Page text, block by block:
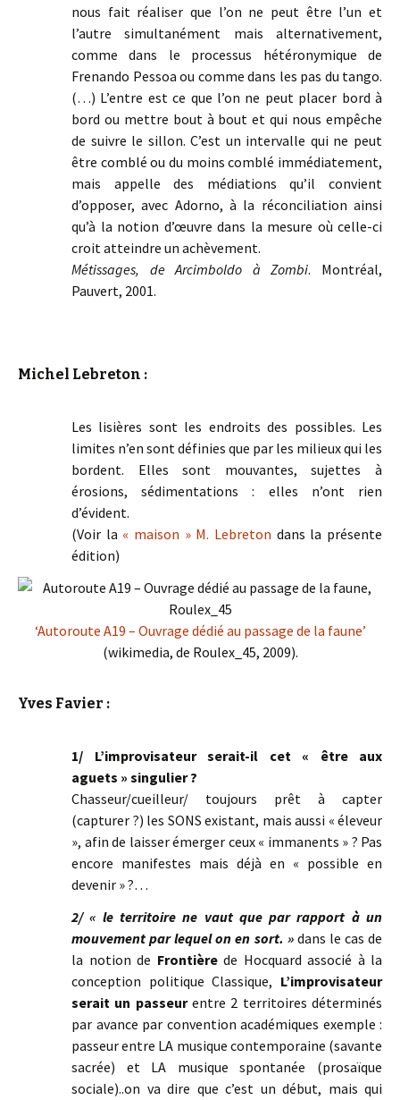
nous fait réaliser que l’on ne peut être l’un et
l’autre simultanément mais alternativement,
comme dans le processus hétéronymique de
Frenando Pessoa ou comme dans les pas du tango.
(…) L’entre est ce que l’on ne peut placer bord à
bord ou mettre bout à bout et qui nous empêche
de suivre le sillon. C’est un intervalle qui ne peut
être comblé ou du moins comblé immédiatement,
mais appelle des médiations qu’il convient
d’opposer, avec Adorno, à la réconciliation ainsi
qu’à la notion d’œuvre dans la mesure où celle-ci
croit atteindre un achèvement.
Métissages, de Arcimboldo à Zombi. Montréal,
Pauvert, 2001.
Michel Lebreton :
Les lisières sont les endroits des possibles. Les
limites n’en sont définies que par les milieux qui les
bordent. Elles sont mouvantes, sujettes à
érosions, sédimentations : elles n’ont rien
d’évident.
(Voir la « maison » M. Lebreton dans la présente
édition)
‘Autoroute A19 – Ouvrage dédié au passage de la faune’
(wikimedia, de Roulex_45, 2009).
Yves Favier :
1/ L’improvisateur serait-il cet « être aux
aguets » singulier ?
Chasseur/cueilleur/ toujours prêt à capter
(capturer ?) les SONS existant, mais aussi « éleveur
», afin de laisser émerger ceux « immanents » ? Pas
encore manifestes mais déjà en « possible en
devenir » ?…
2/ « le territoire ne vaut que par rapport à un
mouvement par lequel on en sort. »dans le cas de
la notion de Frontièrede Hocquard associé à la
conception politique Classique, L’improvisateur
serait un passeurentre 2 territoires déterminés
par avance par convention académiques exemple :
passeur entre LA musique contemporaine (savante
sacrée) et LA musique spontanée (prosaïque
sociale)..on va dire que c’est un début, mais qui